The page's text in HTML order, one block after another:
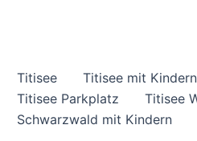
Titisee
Titisee mit Kindern
Titisee Parkplatz
Titisee
Schwarzwald mit Kindern